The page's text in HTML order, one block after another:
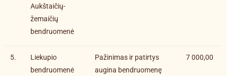
Aukštaičių-
žemaičių
bendruomenė
5.
Liekupio
bendruomenė
Pažinimas ir patirtys
augina bendruomenę
7 000,00